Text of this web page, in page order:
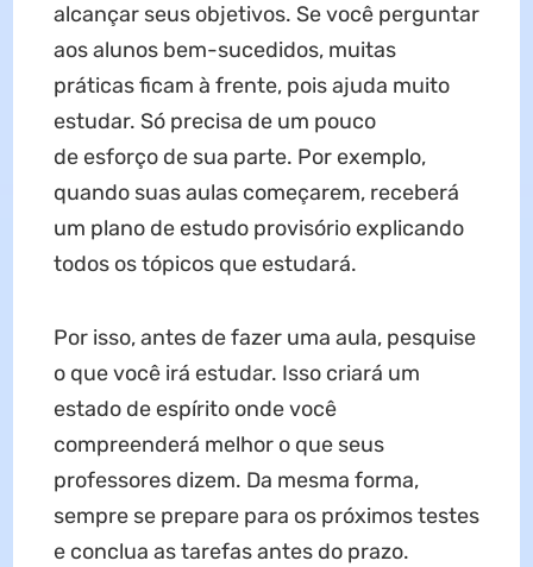
alcançar seus objetivos. Se você perguntar
aos alunos bem-sucedidos, muitas
práticas ficam à frente, pois ajuda muito
estudar. Só precisa de um pouco
de esforço de sua parte. Por exemplo,
quando suas aulas começarem, receberá
um plano de estudo provisório explicando
todos os tópicos que estudará.
Por isso, antes de fazer uma aula, pesquise
o que você irá estudar. Isso criará um
estado de espírito onde você
compreenderá melhor o que seus
professores dizem. Da mesma forma,
sempre se prepare para os próximos testes
e conclua as tarefas antes do prazo.